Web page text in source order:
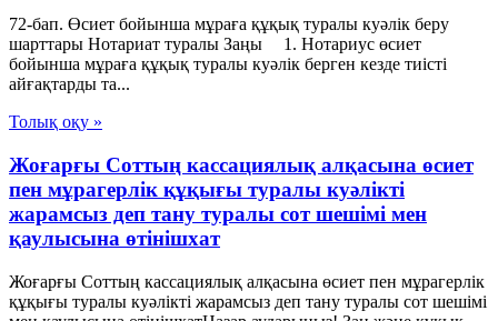
72-бап. Өсиет бойынша мұраға құқық туралы куәлiк беру
шарттары Нотариат туралы Заңы 1. Нотариус өсиет
бойынша мұраға құқық туралы куәлiк берген кезде тиiстi
айғақтарды та...
Толық оқу »
Жоғарғы Соттың кассациялық алқасына өсиет
пен мұрагерлік құқығы туралы куәлікті
жарамсыз деп тану туралы сот шешімі мен
қаулысына өтінішхат
Жоғарғы Соттың кассациялық алқасына өсиет пен мұрагерлік
құқығы туралы куәлікті жарамсыз деп тану туралы сот шешімі